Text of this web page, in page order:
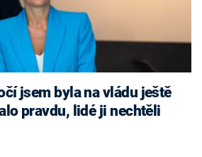
jsem byla na vládu ještě
pravdu, lidé ji nechtěli